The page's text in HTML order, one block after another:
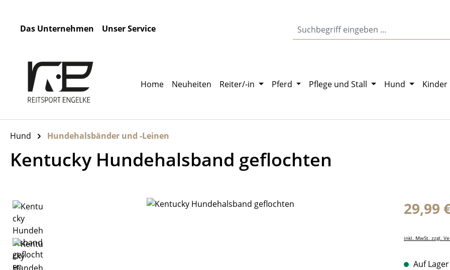
Das Unternehmen
Unser Service
Home Neuheiten Reiter/-in Pferd Pflege und Stall Hund Kinder
Hund Hundehalsbänder und -Leinen
Kentucky Hundehalsband geflochten
Bildergalerie überspringen Regulärer
29,99
inkl. MwSt. zzgl.
Auf